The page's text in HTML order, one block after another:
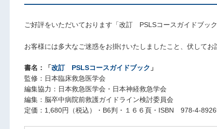
ご好評をいただいております「改訂 PSLSコースガイドブッ
お客様には多大なご迷惑をお掛けいたしましたこと、伏してお
書名：「改訂 PSLSコースガイドブック 」
監修：日本臨床救急医学会
編集協力：日本救急医学会・日本神経救急学会
編集：脳卒中病院前救護ガイドライン検討委員会
定価：1,680円（税込）・B6判・１６６頁・ISBN 978-4-